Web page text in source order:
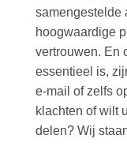
samengestelde
hoogwaardige
vertrouwen. En
essentieel is,
e-mail of zelfs
klachten of wilt
delen? Wij